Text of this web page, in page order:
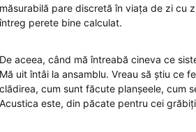
măsurabilă pare discretă în viața de zi cu
întreg perete bine calculat.
De aceea, când mă întreabă cineva ce
Mă uit întâi la ansamblu. Vreau să știu ce
clădirea, cum sunt făcute planșeele, cum
Acustica este, din păcate pentru cei